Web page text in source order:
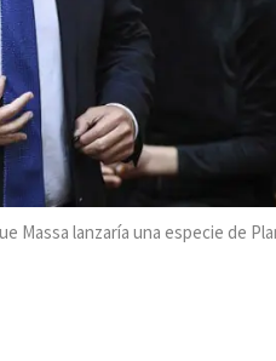
Massa lanzaría una especie de